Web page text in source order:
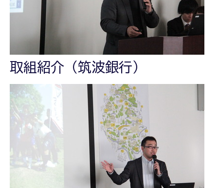
取組紹介（筑波銀行）